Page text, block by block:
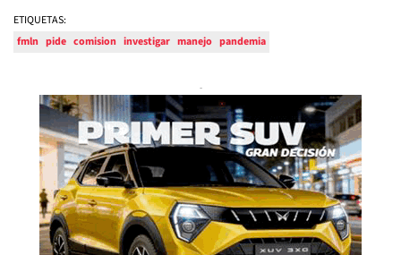
ETIQUETAS:
fmln pide comision investigar manejo pandemia